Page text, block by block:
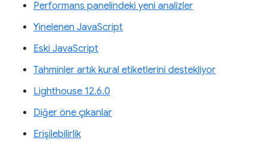
Performans panelindeki yeni analizler
Yinelenen JavaScript
Eski JavaScript
Tahminler artık kural etiketlerini destekliyor
Lighthouse 12.6.0
Diğer öne çıkanlar
Erişilebilirlik